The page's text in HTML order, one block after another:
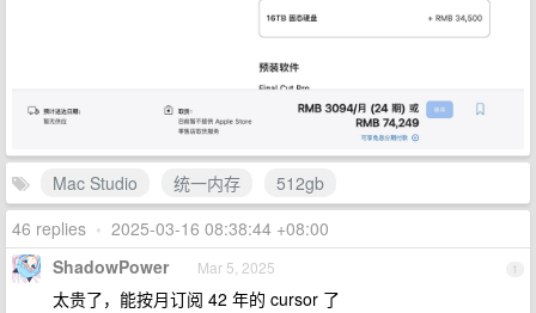
Mac Studio 统一内存
512gb
46 replies • 2025-03-16 08:38:44 +08:00
1
ShadowPower Mar 5, 2025
太贵了，能按月订阅 42 年的 cursor 了